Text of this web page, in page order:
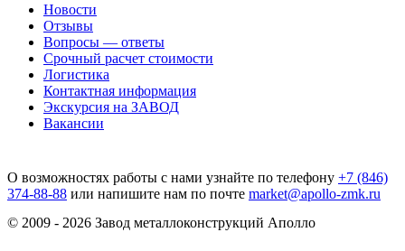
Новости
Отзывы
Вопросы — ответы
Срочный расчет стоимости
Логистика
Контактная информация
Экскурсия на ЗАВОД
Вакансии
О возможностях работы с нами узнайте по телефону +7 (846)
374-88-88 или напишите нам по почте market@apollo-zmk.ru
© 2009 - 2026 Завод металлоконструкций Аполло